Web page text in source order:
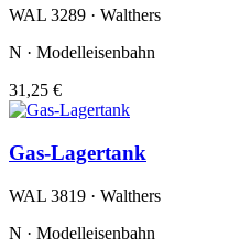
WAL 3289 · Walthers
N · Modelleisenbahn
31,25 €
Gas-Lagertank
WAL 3819 · Walthers
N · Modelleisenbahn